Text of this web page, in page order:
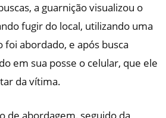
a guarnição visualizou o
fugir do local, utilizando uma
abordado, e após busca
em sua posse o celular, que ele
da vítima.